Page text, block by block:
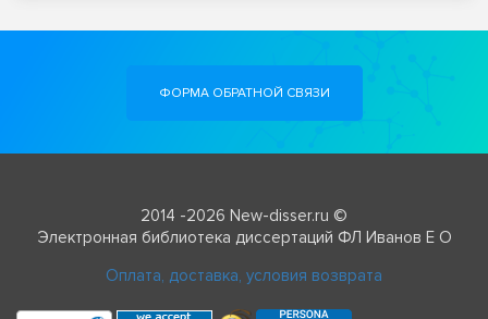
ФОРМА ОБРАТНОЙ СВЯЗИ
2014 -2026 New-disser.ru ©
Электронная библиотека диссертаций ФЛ Иванов Е О
Оплата, доставка, условия возврата